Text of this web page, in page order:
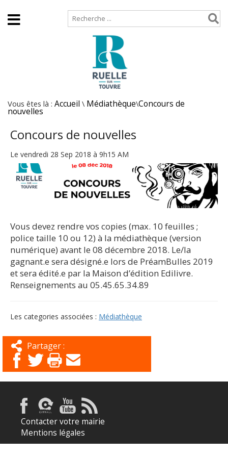
Vous êtes là : Accueil \ Médiathèque\Concours de
nouvelles
Concours de nouvelles
Le vendredi 28 Sep 2018 à 9h15 AM
Vous devez rendre vos copies (max. 10 feuilles ;
police taille 10 ou 12) à la médiathèque (version
numérique) avant le 08 décembre 2018. Le/la
gagnant.e sera désigné.e lors de PréamBulles 2019
et sera édité.e par la Maison d’édition Edilivre.
Renseignements au 05.45.65.34.89
Les categories associées : Médiathèque
Partager :
Contacter votre mairie
Mentions légales